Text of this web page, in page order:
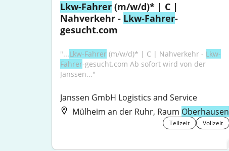
Lkw-Fahrer (m/w/d)* | C |
Nahverkehr - Lkw-Fahrer-
gesucht.com
"...Lkw-Fahrer (m/w/d)* | C | Nahverkehr - Lkw-
Fahrer-gesucht.com Ab sofort wird von der
Janssen..."
Janssen GmbH Logistics and Service
Mülheim an der Ruhr, Raum Oberhausen
Teilzeit Vollzeit